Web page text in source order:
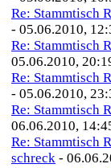
Re: Stammtisch
- 05.06.2010,
Re: Stammtisch
05.06.2010,
Re: Stammtisch
- 05.06.2010,
Re: Stammtisch
06.06.2010,
Re: Stammtisch
schreck -